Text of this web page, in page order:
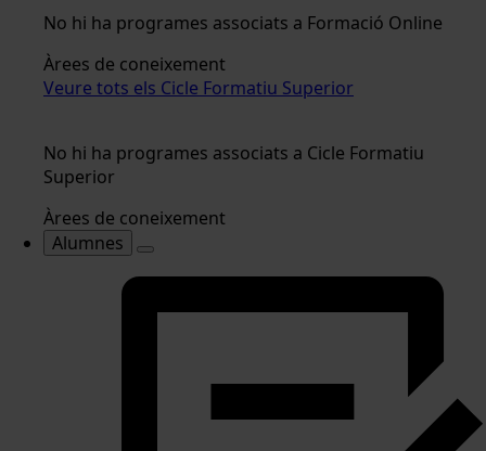
No hi ha programes associats a Formació Online
Àrees de coneixement
Veure tots els Cicle Formatiu Superior
No hi ha programes associats a Cicle Formatiu
Superior
Àrees de coneixement
Alumnes